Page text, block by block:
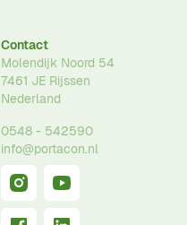
Contact
Molendijk Noord 54
7461 JE Rijssen
Nederland
0548 - 542590
info@portacon.nl